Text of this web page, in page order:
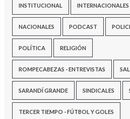
INSTITUCIONAL INTERNACIONALES
NACIONALES PODCAST
POLÍTICA RELIGIÓN
ROMPECABEZAS - ENTREVISTAS
SARANDÍ GRANDE SINDICALES
TERCER TIEMPO - FÚTBOL Y GOLES